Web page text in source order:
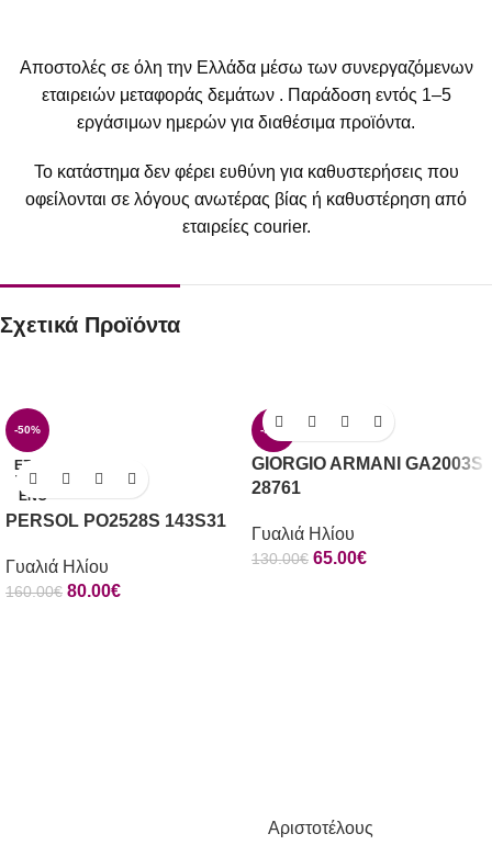
Αποστολές σε όλη την Ελλάδα μέσω των συνεργαζόμενων
εταιρειών μεταφοράς δεμάτων . Παράδοση εντός 1–5
εργάσιμων ημερών για διαθέσιμα προϊόντα.
Το κατάστημα δεν φέρει ευθύνη για καθυστερήσεις που
οφείλονται σε λόγους ανωτέρας βίας ή καθυστέρηση από
εταιρείες courier.
Σχετικά Προϊόντα
-50%
ΕΞΑΝ
ΤΛΗΜ
ΈΝΟ
PERSOL PO2528S 143S31
Γυαλιά Ηλίου
160.00€ 80.00€
-50%
GIORGIO ARMANI GA2003S
28761
Γυαλιά Ηλίου
130.00€ 65.00€
Αριστοτέλους